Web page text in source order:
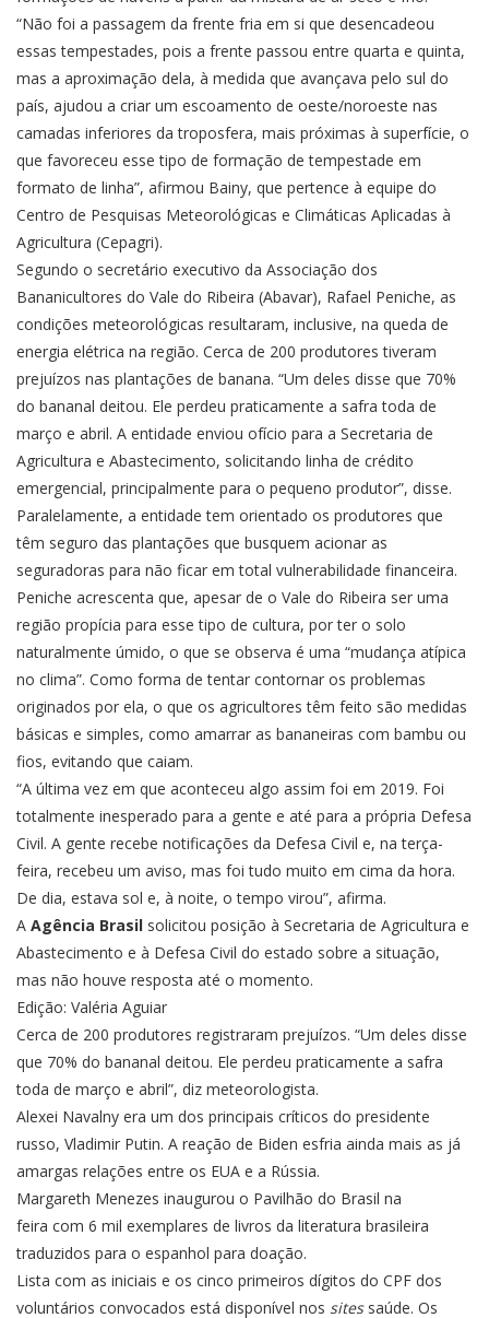
“Não foi a passagem da frente fria em si que desencadeou
essas tempestades, pois a frente passou entre quarta e quinta,
mas a aproximação dela, à medida que avançava pelo sul do
país, ajudou a criar um escoamento de oeste/noroeste nas
camadas inferiores da troposfera, mais próximas à superfície, o
que favoreceu esse tipo de formação de tempestade em
formato de linha”, afirmou Bainy, que pertence à equipe do
Centro de Pesquisas Meteorológicas e Climáticas Aplicadas à
Agricultura (Cepagri).
Segundo o secretário executivo da Associação dos
Bananicultores do Vale do Ribeira (Abavar), Rafael Peniche, as
condições meteorológicas resultaram, inclusive, na queda de
energia elétrica na região. Cerca de 200 produtores tiveram
prejuízos nas plantações de banana. “Um deles disse que 70%
do bananal deitou. Ele perdeu praticamente a safra toda de
março e abril. A entidade enviou ofício para a Secretaria de
Agricultura e Abastecimento, solicitando linha de crédito
emergencial, principalmente para o pequeno produtor”, disse.
Paralelamente, a entidade tem orientado os produtores que
têm seguro das plantações que busquem acionar as
seguradoras para não ficar em total vulnerabilidade financeira.
Peniche acrescenta que, apesar de o Vale do Ribeira ser uma
região propícia para esse tipo de cultura, por ter o solo
naturalmente úmido, o que se observa é uma “mudança atípica
no clima”. Como forma de tentar contornar os problemas
originados por ela, o que os agricultores têm feito são medidas
básicas e simples, como amarrar as bananeiras com bambu ou
fios, evitando que caiam.
“A última vez em que aconteceu algo assim foi em 2019. Foi
totalmente inesperado para a gente e até para a própria Defesa
Civil. A gente recebe notificações da Defesa Civil e, na terça-
feira, recebeu um aviso, mas foi tudo muito em cima da hora.
De dia, estava sol e, à noite, o tempo virou”, afirma.
A Agência Brasil solicitou posição à Secretaria de Agricultura e
Abastecimento e à Defesa Civil do estado sobre a situação,
mas não houve resposta até o momento.
Edição: Valéria Aguiar
Cerca de 200 produtores registraram prejuízos. “Um deles disse
que 70% do bananal deitou. Ele perdeu praticamente a safra
toda de março e abril”, diz meteorologista.
Alexei Navalny era um dos principais críticos do presidente
russo, Vladimir Putin. A reação de Biden esfria ainda mais as já
amargas relações entre os EUA e a Rússia.
Margareth Menezes inaugurou o Pavilhão do Brasil na
feira com 6 mil exemplares de livros da literatura brasileira
traduzidos para o espanhol para doação.
Lista com as iniciais e os cinco primeiros dígitos do CPF dos
voluntários convocados está disponível nos sitessaúde. Os